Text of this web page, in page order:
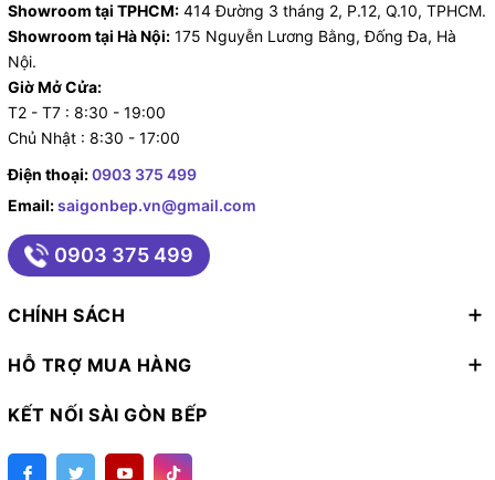
Showroom tại TPHCM: 414 Đường 3 tháng 2, P.12, Q.10, TPHCM.
Showroom tại Hà Nội: 175 Nguyễn Lương Bằng, Đống Đa, Hà
Nội.
Giờ Mở Cửa:
T2 - T7 : 8:30 - 19:00
Chủ Nhật : 8:30 - 17:00
Điện thoại:0903 375 499
Email:saigonbep.vn@gmail.com
0903 375 499
CHÍNH SÁCH
HỖ TRỢ MUA HÀNG
KẾT NỐI SÀI GÒN BẾP